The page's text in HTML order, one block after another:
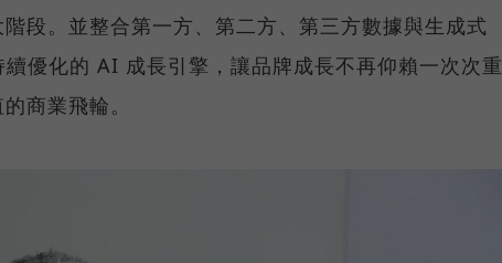
段。並整合第一方、第二方、第三方數據與生成式
優化的 AI 成長引擎，讓品牌成長不再仰賴一次次重
商業飛輪。